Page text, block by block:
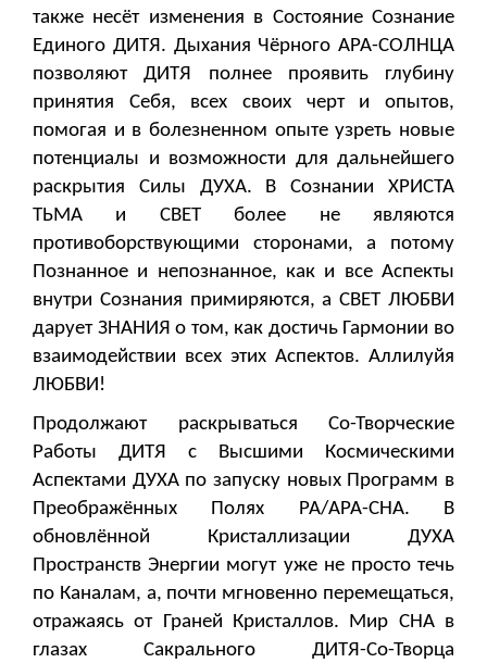
также несёт изменения в Состояние Сознание
Единого ДИТЯ. Дыхания Чёрного АРА-СОЛНЦА
позволяют ДИТЯ полнее проявить глубину
принятия Себя, всех своих черт и опытов,
помогая и в болезненном опыте узреть новые
потенциалы и возможности для дальнейшего
раскрытия Силы ДУХА. В Сознании ХРИСТА
ТЬМА и СВЕТ более не являются
противоборствующими сторонами, а потому
Познанное и непознанное, как и все Аспекты
внутри Сознания примиряются, а СВЕТ ЛЮБВИ
дарует ЗНАНИЯ о том, как достичь Гармонии во
взаимодействии всех этих Аспектов. Аллилуйя
ЛЮБВИ!
Продолжают раскрываться Со-Творческие
Работы ДИТЯ с Высшими Космическими
Аспектами ДУХА по запуску новых Программ в
Преображённых Полях РА/АРА-СНА. В
обновлённой Кристаллизации ДУХА
Пространств Энергии могут уже не просто течь
по Каналам, а, почти мгновенно перемещаться,
отражаясь от Граней Кристаллов. Мир СНА в
глазах Сакрального ДИТЯ-Со-Творца